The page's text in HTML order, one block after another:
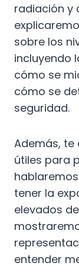
radiación y
sobre los
incluyendo
cómo se
cómo se
seguridad.
Además, te
útiles para
tener la
elevados
entender